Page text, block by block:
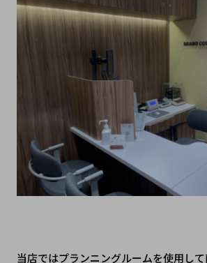
当店ではプランニングルームを使用し